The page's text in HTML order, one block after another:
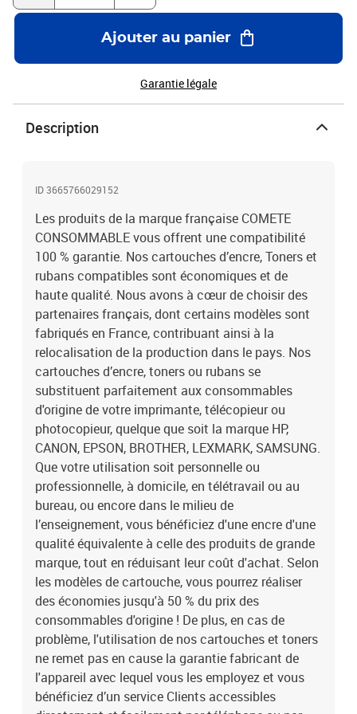
réduisant leur coût d'achat. Selon les modèles de cartouche, vous
pourrez réaliser des économies jusqu'à 50 % du prix des
consommables d'origine ! De plus, en cas de problème, l'utilisation
de nos cartouches et toners ne remet pas en cause la garantie
fabricant de l'appareil avec lequel vous les employez et vous
sont basés en France et répondent à vos questions et demandes
pour garantir une livraison rapide, nous choisissons des
transporteurs fiables et nous gardons un large choix de références
en stock !
Ajouter au panier
Garantie légale
Description
ID 3665766029152
Les produits de la marque française COMETE
CONSOMMABLE vous offrent une compatibilité
100 % garantie. Nos cartouches d’encre, Toners et
rubans compatibles sont économiques et de
haute qualité. Nous avons à cœur de choisir des
partenaires français, dont certains modèles sont
fabriqués en France, contribuant ainsi à la
relocalisation de la production dans le pays. Nos
cartouches d’encre, toners ou rubans se
substituent parfaitement aux consommables
d'origine de votre imprimante, télécopieur ou
photocopieur, quelque que soit la marque HP,
CANON, EPSON, BROTHER, LEXMARK, SAMSUNG.
Que votre utilisation soit personnelle ou
professionnelle, à domicile, en télétravail ou au
bureau, ou encore dans le milieu de
l’enseignement, vous bénéficiez d'une encre d'une
qualité équivalente à celle des produits de grande
marque, tout en réduisant leur coût d'achat. Selon
les modèles de cartouche, vous pourrez réaliser
des économies jusqu'à 50 % du prix des
consommables d'origine ! De plus, en cas de
problème, l'utilisation de nos cartouches et toners
ne remet pas en cause la garantie fabricant de
l'appareil avec lequel vous les employez et vous
bénéficiez d’un service Clients accessibles